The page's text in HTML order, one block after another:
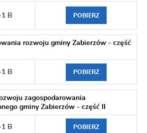
1 B POBIERZ
rozwoju gminy Zabierzów - część
1 B POBIERZ
zagospodarowania
gminy Zabierzów - część II
1 B POBIERZ